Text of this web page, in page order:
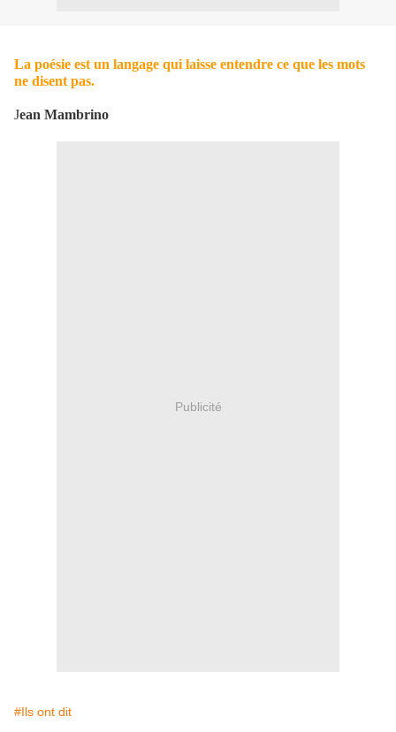
La poésie est un langage qui laisse entendre ce que les mots
ne disent pas.
Jean Mambrino
Publicité
#Ils ont dit